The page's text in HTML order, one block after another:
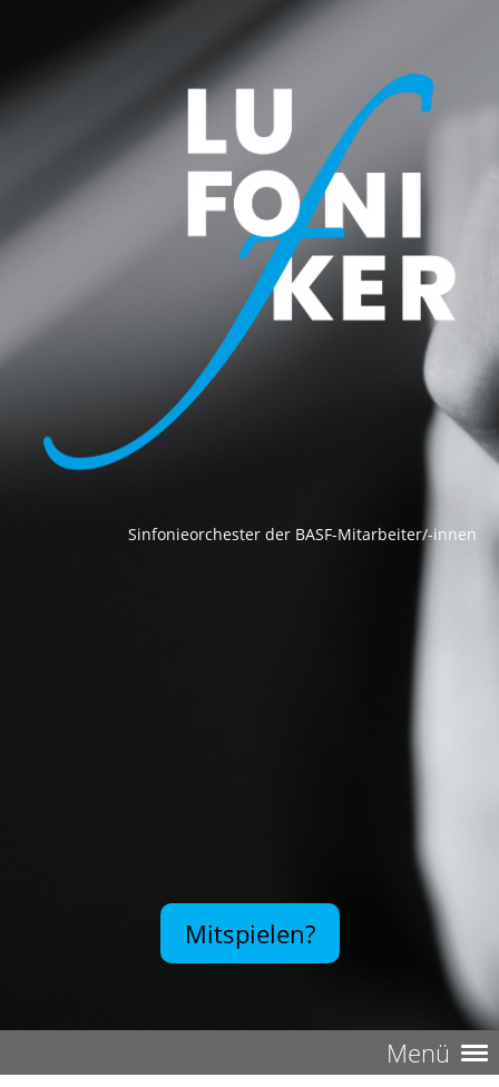
Sinfonieorchester der BASF-Mitarbeiter/-innen
Mitspielen?
Menü